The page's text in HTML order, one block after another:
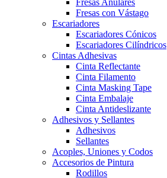
Fresas Anulares
Fresas con Vástago
Escariadores
Escariadores Cónicos
Escariadores Cilíndricos
Cintas Adhesivas
Cinta Reflectante
Cinta Filamento
Cinta Masking Tape
Cinta Embalaje
Cinta Antideslizante
Adhesivos y Sellantes
Adhesivos
Sellantes
Acoples, Uniones y Codos
Accesorios de Pintura
Rodillos